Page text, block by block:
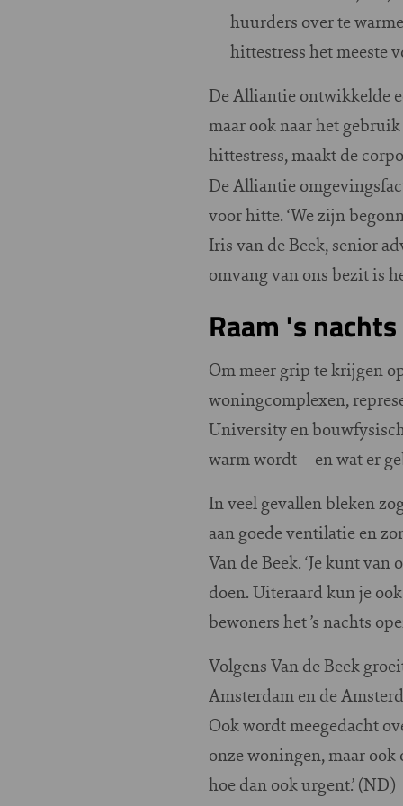
huurders over te
hittestress het meeste
De Alliantie ontwikkelde
maar ook naar het
hittestress, maakt de
De Alliantie
voor hitte. ‘We zijn
Iris van de Beek, senior
omvang van ons bezit is
Raam 's
Om meer grip te krijgen
woningcomplexen,
University en
warm wordt – en wat er
In veel gevallen bleken
aan goede ventilatie en
Van de Beek. ‘Je kunt
doen. Uiteraard kun je
bewoners het ’s nachts
Volgens Van de Beek
Amsterdam en de
Ook wordt meegedacht
onze woningen, maar ook
hoe dan ook urgent.’ (ND)